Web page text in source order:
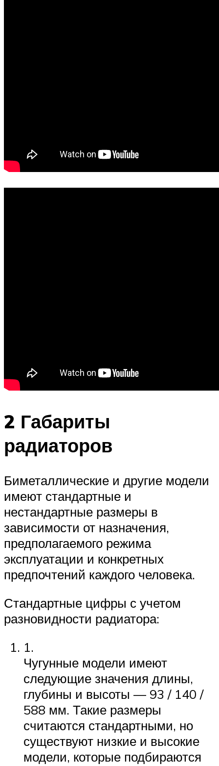
2 Габариты
радиаторов
Биметаллические и другие модели
имеют стандартные и
нестандартные размеры в
зависимости от назначения,
предполагаемого режима
эксплуатации и конкретных
предпочтений каждого человека.
Стандартные цифры с учетом
разновидности радиатора:
1.
Чугунные модели имеют
следующие значения длины,
глубины и высоты — 93 / 140 /
588 мм. Такие размеры
считаются стандартными, но
существуют низкие и высокие
модели, которые подбираются